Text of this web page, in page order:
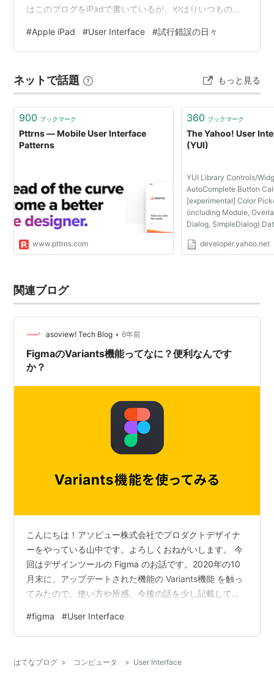
はこのブログをiPadで書いているが、やはりいつもの倍
り切ってやるしかなさそうだ さて、昨日の晩ご飯 この日
は例によって休肝日、コメのご飯の日と言うことでそう
とに気がついた 何を食べるかが決まればあとは簡単、玉
ねぎ、ニンジン、ピーマンにマッシュルームを全て微塵
切り それを牛豚合い挽き肉と一…
#Apple iPad #User Interface #試行錯誤の日々
ネットで話題 もっと見る
900 ブックマーク
Pttrns — Mobile User Interface
Patterns
www.pttrns.com
360 ブックマーク
The Yahoo! User
(YUI)
YUI Library Controls/
AutoComplete Button
[experimental] Color
(including Module,
Dialog, SimpleDialog)
Text Editor Slider
developer.yahoo.net
関連ブログ
asoview! Tech Blog • 6年前
FigmaのVariants機能ってなに？便利なんです
か？
こんにちは！アソビュー株式会社でプロダクトデザイナ
ーをやっている山中です。よろしくおねがいします。 今
回はデザインツールの Figma のお話です。2020年の10
月末に、アップデートされた機能の Variants機能 を触っ
てみたので、使い方や所感、今後の話を少し記載してい
キュメントにもありますが、かんたんに書くと、同じよ
うな複数のコンポーネントをまとめる機能です。ボタン
ます。 Buttonの種類 上の画像のように、 色 大きさ アク
#figma #User Interface
はてなブログ > コンピュータ > User Interface